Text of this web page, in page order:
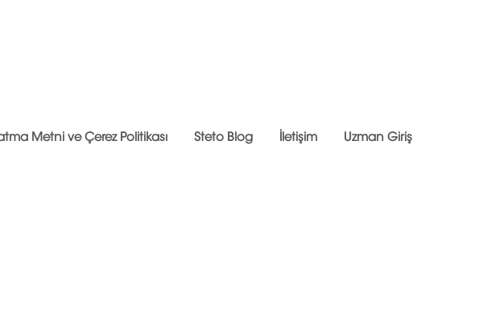
Metni ve Çerez Politikası Steto Blog İletişim Uzman Giriş